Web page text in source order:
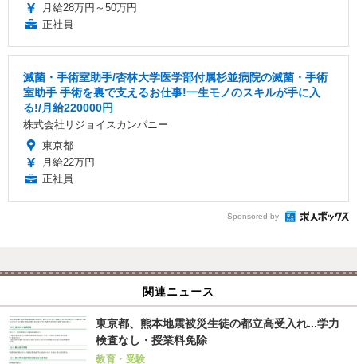
月給28万円～50万円
正社員
滅菌・手術室助手/杏林大学医学部付属杉並病院の滅菌・手術
室助手 手術を裏で支えるお仕事!一生モノのスキルが手に入
る!/月給220000円
株式会社リジョイスカンパニー
東京都
月給22万円
正社員
Sponsored by
関連ニュース
東京都、熊本地震被災生徒の都立高受入れ...学力
検査なし・授業料免除
教育・受験